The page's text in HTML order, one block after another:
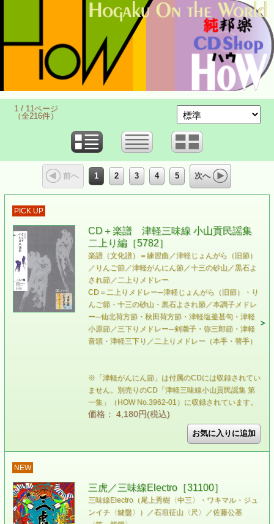
1 / 11ページ
（全216件）
前へ 1 2 3 4 5 次へ
PICK UP
CD＋楽譜 津軽三味線 小山貢民謡集
二上り編［5782］
楽譜（文化譜）＝練習曲／津軽じょんがら（旧節）
／りんご節／津軽がんにん節／十三の砂山／黒石よ
され節／二上りメドレー
CD＝二上りメドレー─津軽じょんがら（旧節）・り
んご節・十三の砂山・黒石よされ節／本調子メドレ
ー─仙北荷方節・秋田荷方節・津軽塩釜甚句・津軽
小原節／三下りメドレー─剣囃子・弥三郎節・津軽
音頭・津軽三下り／二上りメドレー（本手・替手）
※「津軽がんにん節」は付属のCDには収録されてい
ません。別売りのCD「津軽三味線小山貢民謡集 第
一集」（HOW No.3962-01）に収録されています。
価格： 4,180円(税込)
NEW
三虎／三味線Electro［31100］
三味線Electro（尾上秀樹〈中三〉・ワキマル・ジュ
ンイチ〈鍵盤〉）／石垣征山〈尺〉／佐藤公基